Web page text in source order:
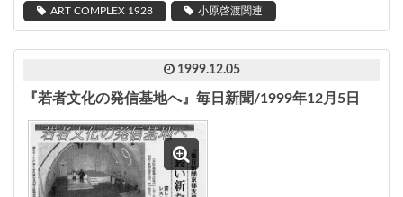
ART COMPLEX 1928 小原啓渡関連
1999.12.05
『若者文化の発信基地へ』毎日新聞/1999年12月5日